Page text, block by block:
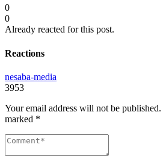
0
0
Already reacted for this post.
Reactions
nesaba-media
3953
Your email address will not be published.
marked *